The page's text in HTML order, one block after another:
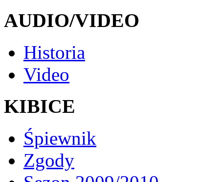
AUDIO/VIDEO
Historia
Video
KIBICE
Śpiewnik
Zgody